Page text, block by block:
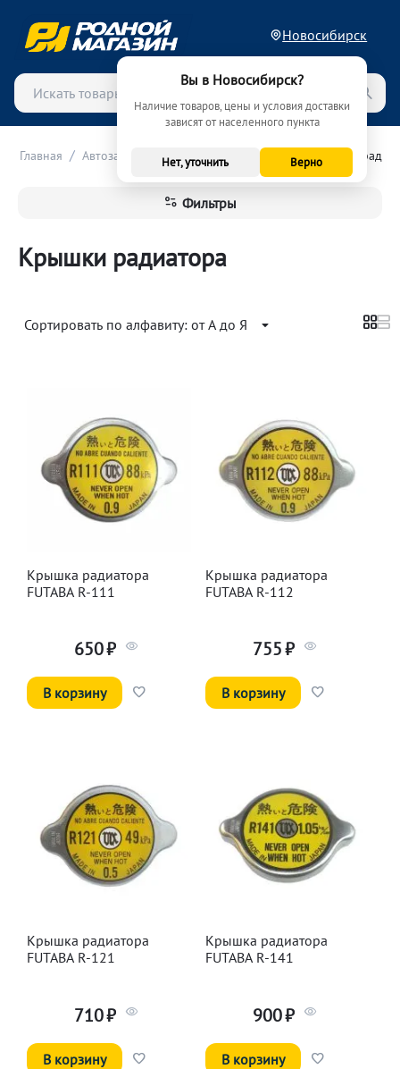
Новосибирск
Вы в Новосибирск?
Наличие товаров, цены и условия доставки
зависят от населенного пункта
Нет, уточнить Верно
Главная / Автозапчасти / Система охлаждения Крышки
Фильтры
Крышки радиатора
Сортировать по алфавиту: от А до Я
Крышка радиатора
FUTABA R-111
650₽
В корзину
Крышка радиатора
FUTABA R-112
755₽
В корзину
Крышка радиатора
FUTABA R-121
710₽
В корзину
Крышка радиатора
FUTABA R-141
900₽
В корзину